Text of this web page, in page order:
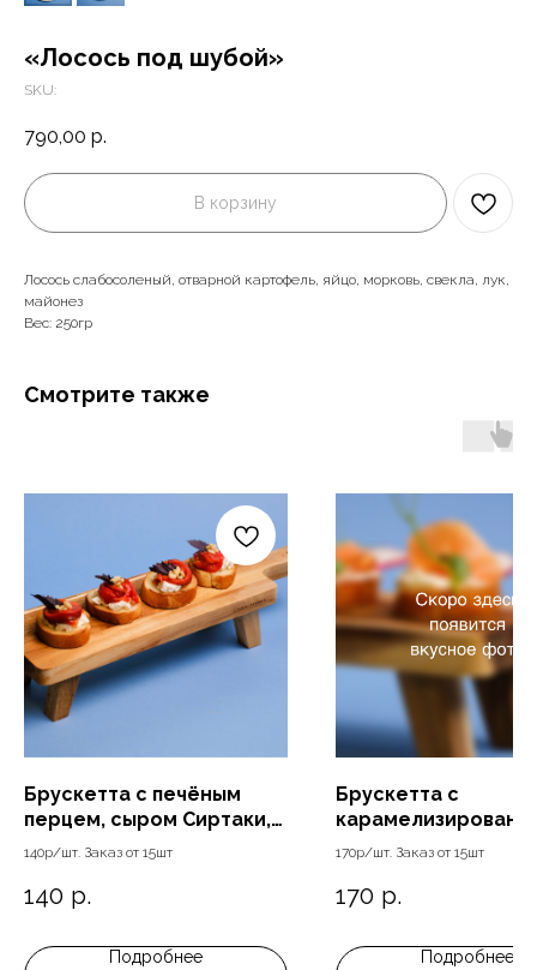
«Лосось под шубой»
SKU:
790,00 р.
В корзину
Лосось слабосоленый, отварной картофель, яйцо, морковь, свекла, лук,
майонез
Вес: 250гр
Смотрите также
Брускетта с печёным
перцем, сыром Сиртаки,
кедровыми орешками и
140р/шт. Заказ от 15шт
140 р.
Подробнее
Брускетта с
грушей,
170р/шт. Заказ от 15шт
170 р.
Подробнее